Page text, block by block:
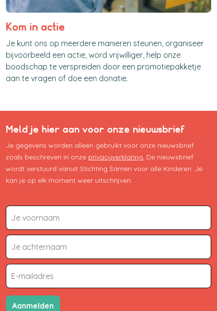
Kom in actie
Je kunt ons op meerdere manieren steunen, organiseer
bijvoorbeeld een actie, word vrijwilliger, help onze
boodschap te verspreiden door een promotiepakketje
aan te vragen of doe een donatie.
Meld je hier aan voor onze nieuwsbrief
Je gegevens worden alleen gebruikt voor onze nieuwsbrief
zoals beschreven in onze privacyverklaring. De nieuwsbrief
wordt verstuurd vanuit Stichting Samen voor alle Kinderen. Je
kan je op elk moment weer uitschrijven.
Aanmelden